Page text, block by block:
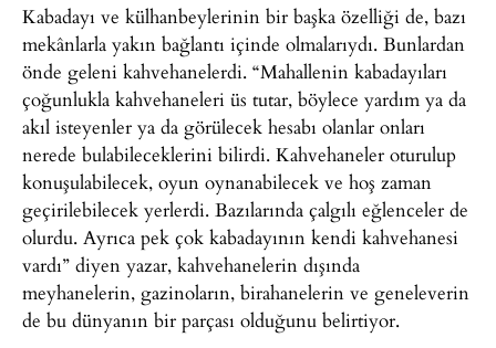
Kabadayı ve külhanbeylerinin bir başka özelliği de, bazı
mekânlarla yakın bağlantı içinde olmalarıydı. Bunlardan
önde geleni kahvehanelerdi. “Mahallenin kabadayıları
çoğunlukla kahvehaneleri üs tutar, böylece yardım ya da
akıl isteyenler ya da görülecek hesabı olanlar onları
nerede bulabileceklerini bilirdi. Kahvehaneler oturulup
konuşulabilecek, oyun oynanabilecek ve hoş zaman
geçirilebilecek yerlerdi. Bazılarında çalgılı eğlenceler de
olurdu. Ayrıca pek çok kabadayının kendi kahvehanesi
vardı” diyen yazar, kahvehanelerin dışında
meyhanelerin, gazinoların, birahanelerin ve geneleverin
de bu dünyanın bir parçası olduğunu belirtiyor.